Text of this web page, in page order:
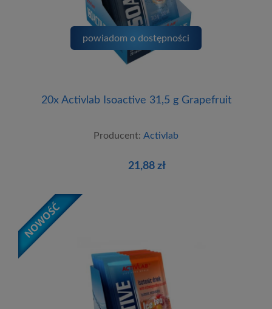
20x Activlab Isoactive 31,5 g Grapefruit
Producent: Activlab
21,88 zł
powiadom o dostępności